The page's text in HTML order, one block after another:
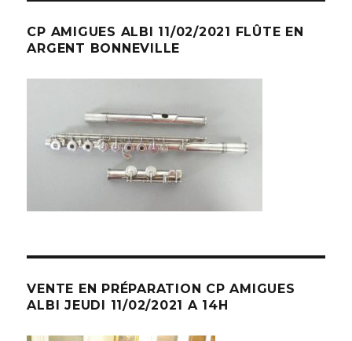
CP AMIGUES ALBI 11/02/2021 FLÛTE EN
ARGENT BONNEVILLE
VENTE EN PRÉPARATION CP AMIGUES
ALBI JEUDI 11/02/2021 A 14H